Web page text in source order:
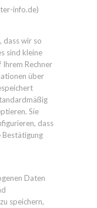
info.de)
dass wir so
sind kleine
Rechner
über
Sie
dass
Daten
speichern,